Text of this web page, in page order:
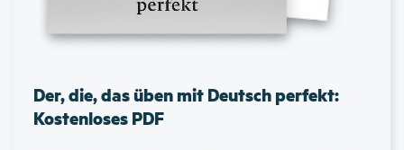
Der, die, das üben mit Deutsch perfekt:
Kostenloses PDF